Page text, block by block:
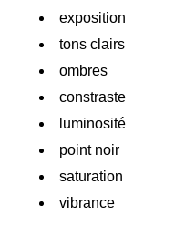
exposition
tons clairs
ombres
constraste
luminosité
point noir
saturation
vibrance